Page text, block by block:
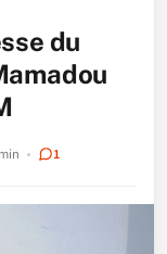
du
1